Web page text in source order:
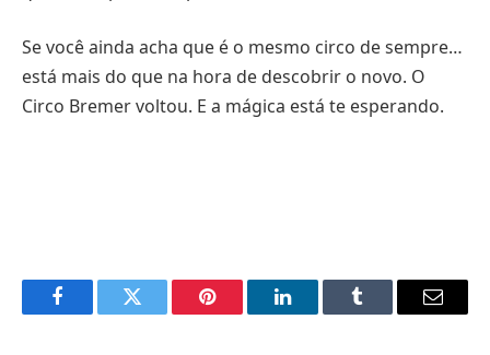
Se você ainda acha que é o mesmo circo de sempre…
está mais do que na hora de descobrir o novo. O
Circo Bremer voltou. E a mágica está te esperando.
FacebookTwitter Pinterest LinkedInTumblr Email